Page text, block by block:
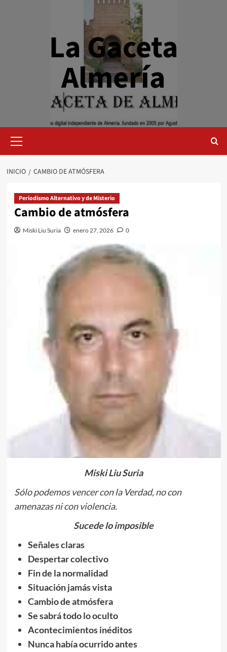
La Gaceta
Almería
primario
INICIO CAMBIO DE ATMÓSFERA
Periodismo Alternativo y de Misterio
Cambio de atmósfera
Miski Liu Suria enero 27, 2026 0
Miski Liu Suria
Sólo podemos vencer con la Verdad, no con
amenazas ni con violencia.
Sucede lo imposible
Señales claras
Despertar colectivo
Fin de la normalidad
Situación jamás vista
Cambio de atmósfera
Se sabrá todo lo oculto
Acontecimientos inéditos
Nunca había ocurrido antes